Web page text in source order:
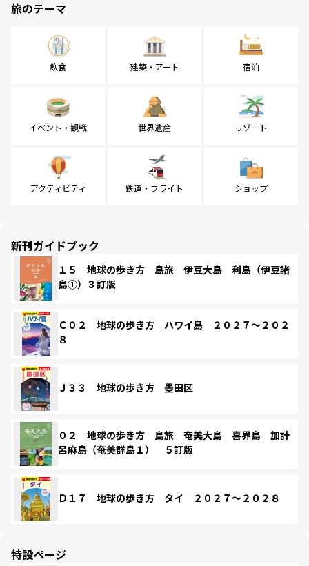
旅のテーマ
飲食 建築・アート 宿泊
イベント・観戦 世界遺産 リゾート
アクティビティ 鉄道・フライト ショップ
新刊ガイドブック
１５ 地球の歩き方 島旅 伊豆大島 利島（伊豆諸
島①）３訂版
Ｃ０２ 地球の歩き方 ハワイ島 ２０２７～２０２
８
Ｊ３３ 地球の歩き方 墨田区
０２ 地球の歩き方 島旅 奄美大島 喜界島 加計
呂麻島（奄美群島１） ５訂版
Ｄ１７ 地球の歩き方 タイ ２０２７～２０２８
特設ページ